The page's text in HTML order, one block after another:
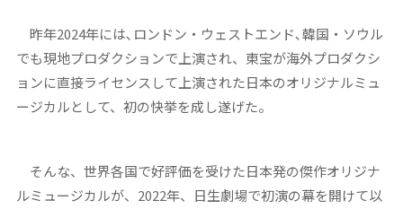
昨年2024年には､ロンドン・ウェストエンド､韓国・ソウル
でも現地プロダクションで上演され、東宝が海外プロダクシ
ョンに直接ライセンスして上演された日本のオリジナルミュ
ージカルとして、初の快挙を成し遂げた。
そんな、世界各国で好評価を受けた日本発の傑作オリジナ
ルミュージカルが、2022年、日生劇場で初演の幕を開けて以